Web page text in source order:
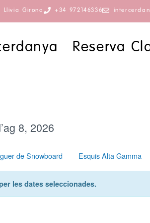
Llivia Girona +34 972146336
Reserva